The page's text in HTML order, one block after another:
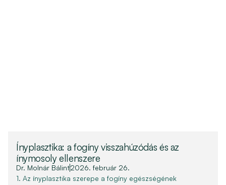
Ínyplasztika: a fogíny visszahúzódás és az
ínymosoly ellenszere
Dr. Molnár Bálint2026. február 26.
1. Az ínyplasztika szerepe a fogíny egészségének